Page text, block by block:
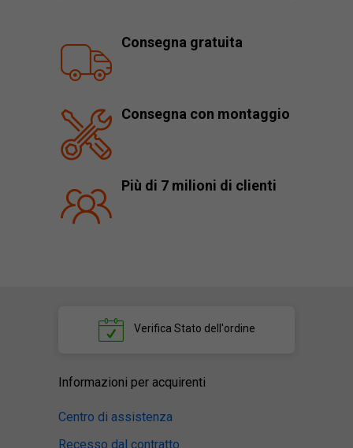
Consegna gratuita
Consegna con montaggio
Più di 7 milioni di clienti
Verifica Stato dell'ordine
Informazioni per acquirenti
Centro di assistenza
Recesso dal contratto